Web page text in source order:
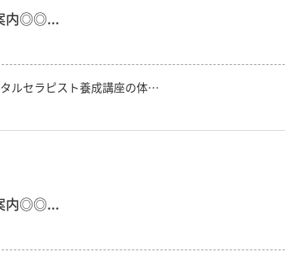
内◎◎...
ルセラピスト養成講座の体…
内◎◎...